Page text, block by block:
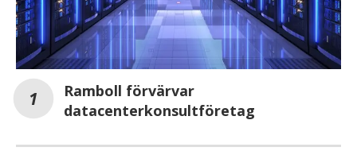
Ramboll förvärvar
datacenterkonsultföretag